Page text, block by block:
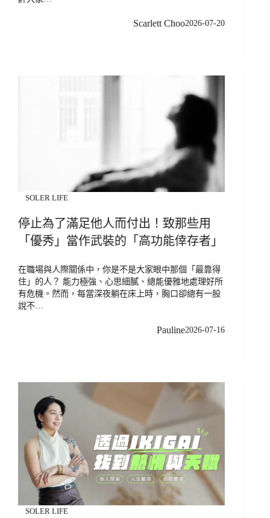
Scarlett Choo2026-07-20
SOLER LIFE
停止為了滿足他人而付出！致那些用
「優秀」當作武裝的「高功能倖存者」
在職場與人際關係中，你是不是大家眼中那個「最靠得
住」的人？ 能力極強、心思細膩、總能優雅地處理好所
有危機。然而，每當深夜躺在床上時，胸口卻總有一股
說不…
Pauline2026-07-16
SOLER LIFE